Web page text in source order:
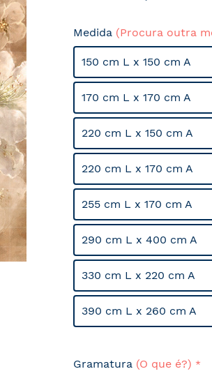
Medida (Procura outra
150 cm L x 150 cm A
170 cm L x 170 cm A
220 cm L x 150 cm A
220 cm L x 170 cm A
255 cm L x 170 cm A
290 cm L x 400 cm A
330 cm L x 220 cm A
390 cm L x 260 cm A
Gramatura (O que é?)